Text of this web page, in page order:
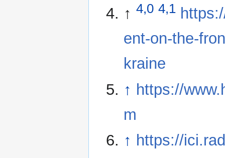
↑ 4,0 4,1
ent-on-the-
kraine
↑ https://
m
↑ https://